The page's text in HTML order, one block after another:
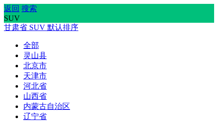
返回 搜索
SUV
甘肃省 SUV 默认排序
全部
灵山县
北京市
天津市
河北省
山西省
内蒙古自治区
辽宁省